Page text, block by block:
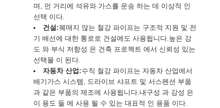
며, 먼 거리에 석유와 가스를 운송 하는 데 이상적 인
선택 이다.
건설:꿰매지 않는 철강 파이프는 구조적 지원 및 전
기 배선에 대한 통로로 건설에도 사용됩니다.높은 강
도 와 부식 저항성 은 건축 프로젝트 에서 신뢰성 있는
선택물 이 된다.
자동차 산업:수직 철강 파이프는 자동차 산업에서
배기가스 시스템, 드라이브 샤프트 및 서스펜션 부품
과 같은 부품의 제조에 사용됩니다.내구성 과 강성 은
이 용도 들 에 사용 될 수 있는 대표적 인 용품 이다.